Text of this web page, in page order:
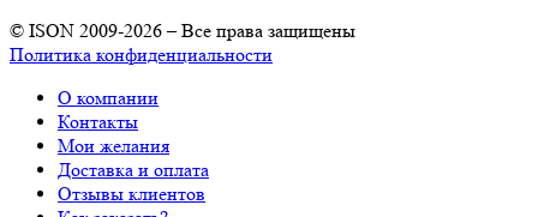
© ISON 2009-2026 – Все права защищены
Политика конфиденциальности
О компании
Контакты
Мои желания
Доставка и оплата
Отзывы клиентов